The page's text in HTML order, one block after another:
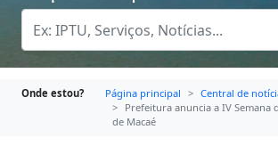
Onde estou? Página principal
Central de
Prefeitura anuncia a IV Semana
de Macaé